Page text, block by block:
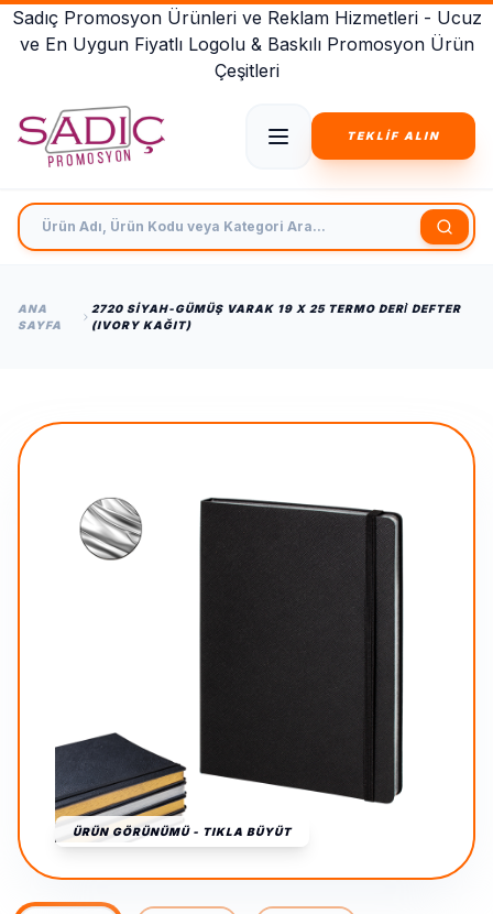
Sadıç Promosyon Ürünleri ve Reklam Hizmetleri - Ucuz
ve En Uygun Fiyatlı Logolu & Baskılı Promosyon Ürün
Çeşitleri
TEKLİF ALIN
Ürün Adı, Ürün Kodu veya Kategori Ara
ANA
SAYFA
2720 SIYAH-GÜMÜŞ VARAK 19 X 25 TERMO DERİ DEFTER
(IVORY KAĞIT)
ÜRÜN GÖRÜNÜMÜ - TIKLA BÜYÜT